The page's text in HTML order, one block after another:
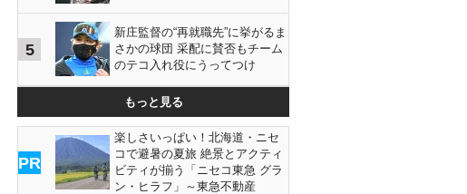
5
新庄監督の“再就職先”に挙がるま
さかの球団 采配に賛否もチーム
のテコ入れ役にうってつけ
もっと見る
PR
楽しさいっぱい！北海道・ニセ
コで避暑の夏旅 絶景とアクティ
ビティが揃う「ニセコ東急 グラ
ン・ヒラフ」～東急不動産